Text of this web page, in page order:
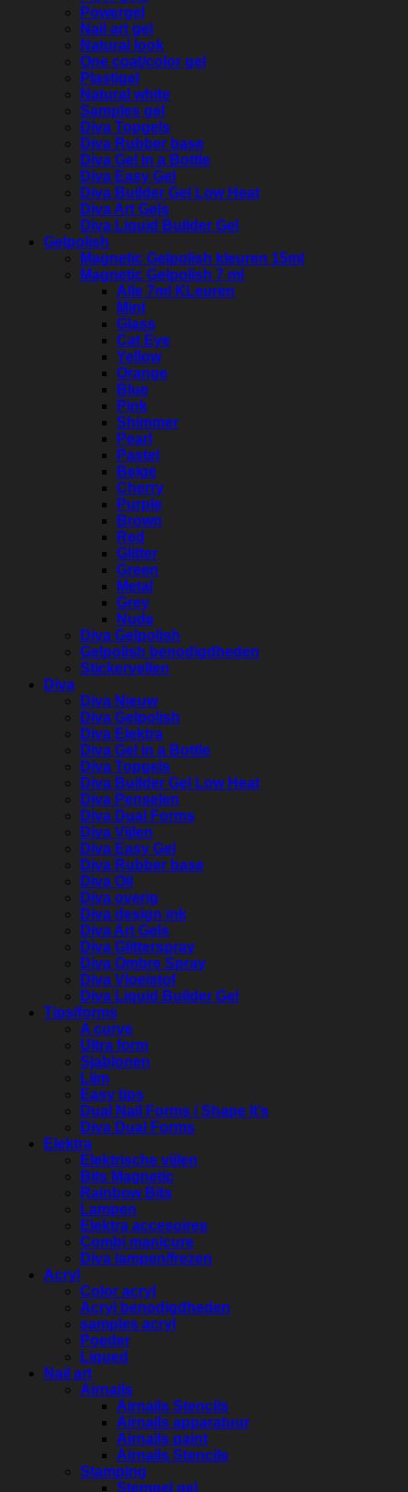
Powergel
Nail art gel
Natural look
One coat/color gel
Plastigel
Natural white
Samples gel
Diva Topgels
Diva Rubber base
Diva Gel in a Bottle
Diva Easy Gel
Diva Builder Gel Low Heat
Diva Art Gels
Diva Liquid Builder Gel
Gelpolish
Magnetic Gelpolish kleuren 15ml
Magnetic Gelpolish 7 ml
Alle 7ml KLeuren
Mint
Glass
Cat Eye
Yellow
Orange
Blue
Pink
Shimmer
Pearl
Pastel
Beige
Cherry
Purple
Brown
Red
Glitter
Green
Metal
Grey
Nude
Diva Gelpolish
Gelpolish benodigdheden
Stickervellen
Diva
Diva Nieuw
Diva Gelpolish
Diva Elektra
Diva Gel in a Bottle
Diva Topgels
Diva Builder Gel Low Heat
Diva Penselen
Diva Dual Forms
Diva Vijlen
Diva Easy Gel
Diva Rubber base
Diva Oil
Diva overig
Diva design ink
Diva Art Gels
Diva Glitterspray
Diva Ombre Spray
Diva Vloeistof
Diva Liquid Builder Gel
Tips/forms
A curve
Ultra form
Sjablonen
Lijm
Easy tips
Dual Nail Forms / Shape It’s
Diva Dual Forms
Elektra
Elektrische vijlen
Bits Magnetic
Rainbow Bits
Lampen
Elektra accesoires
Combi manicure
Diva lampen/frezen
Acryl
Color acryl
Acryl benodigdheden
samples acryl
Poeder
Liqued
Nail art
Airnails
Airnails Stencils
Airnails apparatuur
Airnails paint
Airnails Stencils
Stamping
Stempel gel